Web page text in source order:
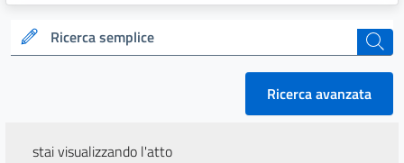
Ricerca semplice cerca
Ricerca avanzata
stai visualizzando l'atto